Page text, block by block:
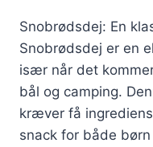
Snobrødsdej: En
Snobrødsdej er en
især når det
bål og camping.
kræver få
snack for både